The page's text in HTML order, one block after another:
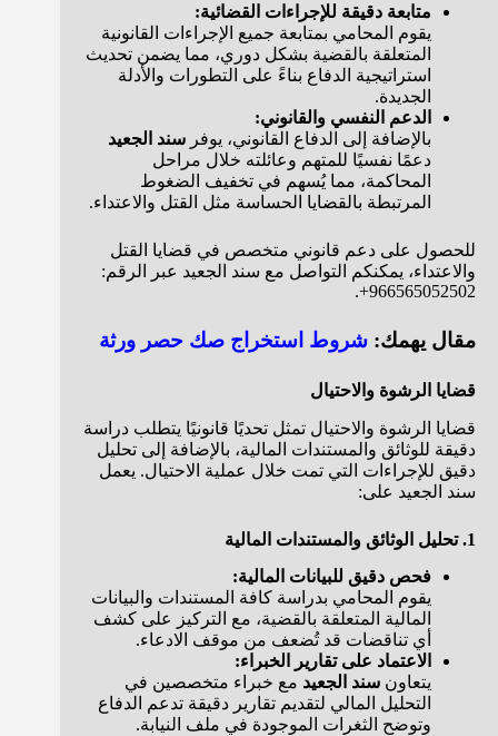
متابعة دقيقة للإجراءات القضائية:
يقوم المحامي بمتابعة جميع الإجراءات القانونية
المتعلقة بالقضية بشكل دوري، مما يضمن تحديث
استراتيجية الدفاع بناءً على التطورات والأدلة
الجديدة.
الدعم النفسي والقانوني:
بالإضافة إلى الدفاع القانوني، يوفر سند الجعيد
دعمًا نفسيًا للمتهم وعائلته خلال مراحل
المحاكمة، مما يُسهم في تخفيف الضغوط
المرتبطة بالقضايا الحساسة مثل القتل والاعتداء.
للحصول على دعم قانوني متخصص في قضايا القتل
والاعتداء، يمكنكم التواصل مع سند الجعيد عبر الرقم:
966565052502+.
مقال يهمك: شروط استخراج صك حصر ورثة
قضايا الرشوة والاحتيال
قضايا الرشوة والاحتيال تمثل تحديًا قانونيًا يتطلب دراسة
دقيقة للوثائق والمستندات المالية، بالإضافة إلى تحليل
دقيق للإجراءات التي تمت خلال عملية الاحتيال. يعمل
سند الجعيد على:
1. تحليل الوثائق والمستندات المالية
فحص دقيق للبيانات المالية:
يقوم المحامي بدراسة كافة المستندات والبيانات
المالية المتعلقة بالقضية، مع التركيز على كشف
أي تناقضات قد تُضعف من موقف الادعاء.
الاعتماد على تقارير الخبراء:
يتعاون سند الجعيد مع خبراء متخصصين في
التحليل المالي لتقديم تقارير دقيقة تدعم الدفاع
وتوضح الثغرات الموجودة في ملف النيابة.